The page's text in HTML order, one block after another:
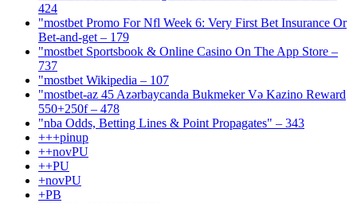
424
"mostbet Promo For Nfl Week 6: Very First Bet Insurance Or
Bet-and-get – 179
"‎mostbet Sportsbook & Online Casino On The App Store –
737
"mostbet Wikipedia – 107
"mostbet-az 45 Azərbaycanda Bukmeker Və Kazino Reward
550+250f – 478
"nba Odds, Betting Lines & Point Propagates" – 343
+++pinup
++novPU
++PU
+novPU
+PB